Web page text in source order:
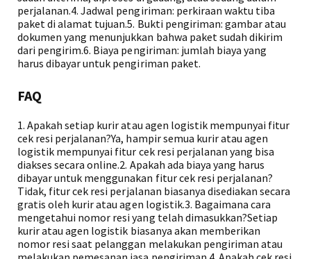
perjalanan.4. Jadwal pengiriman: perkiraan waktu tiba
paket di alamat tujuan.5. Bukti pengiriman: gambar atau
dokumen yang menunjukkan bahwa paket sudah dikirim
dari pengirim.6. Biaya pengiriman: jumlah biaya yang
harus dibayar untuk pengiriman paket.
FAQ
1. Apakah setiap kurir atau agen logistik mempunyai fitur
cek resi perjalanan?Ya, hampir semua kurir atau agen
logistik mempunyai fitur cek resi perjalanan yang bisa
diakses secara online.2. Apakah ada biaya yang harus
dibayar untuk menggunakan fitur cek resi perjalanan?
Tidak, fitur cek resi perjalanan biasanya disediakan secara
gratis oleh kurir atau agen logistik.3. Bagaimana cara
mengetahui nomor resi yang telah dimasukkan?Setiap
kurir atau agen logistik biasanya akan memberikan
nomor resi saat pelanggan melakukan pengiriman atau